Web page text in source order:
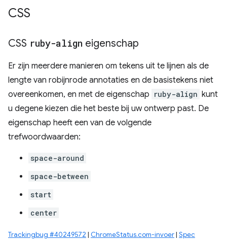
CSS
CSS ruby-align eigenschap
Er zijn meerdere manieren om tekens uit te lijnen als de
lengte van robijnrode annotaties en de basistekens niet
overeenkomen, en met de eigenschap ruby-align kunt
u degene kiezen die het beste bij uw ontwerp past. De
eigenschap heeft een van de volgende
trefwoordwaarden:
space-around
space-between
start
center
Trackingbug #40249572 | ChromeStatus.com-invoer| Spec